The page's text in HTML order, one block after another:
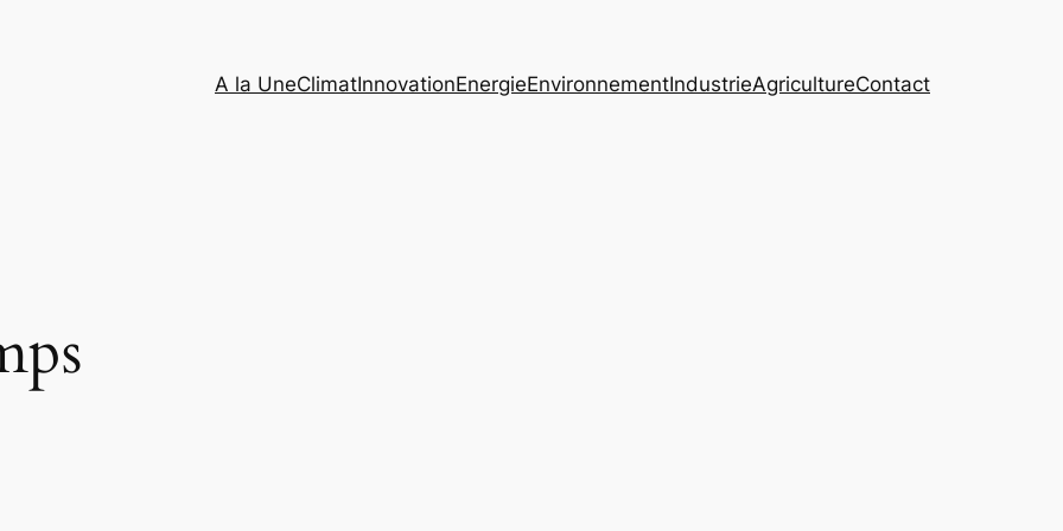
A la UneClimatInnovationEnergieEnvironnementIndustrieAgricultureContact